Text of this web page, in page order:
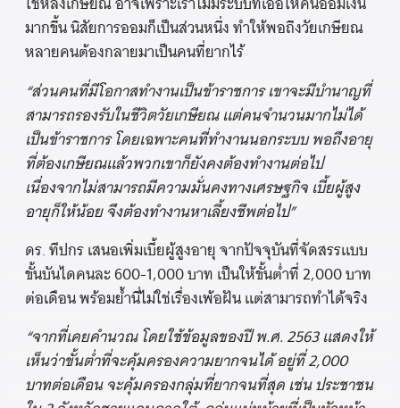
มากขึ้น นิสัยการออมก็เป็นส่วนหนึ่ง ทำให้พอถึงวัยเกษียณ
หลายคนต้องกลายมาเป็นคนที่ยากไร้
“ส่วนคนที่มีโอกาสทำงานเป็นข้าราชการ เขาจะมีบำนาญที่
สามารถรองรับในชีวิตวัยเกษียณ แต่คนจำนวนมากไม่ได้
เป็นข้าราชการ โดยเฉพาะคนที่ทำงานนอกระบบ พอถึงอายุ
ที่ต้องเกษียณแล้วพวกเขาก็ยังคงต้องทำงานต่อไป
เนื่องจากไม่สามารถมีความมั่นคงทางเศรษฐกิจ เบี้ยผู้สูง
อายุก็ให้น้อย จึงต้องทำงานหาเลี้ยงชีพต่อไป”
ดร. ทีปกร เสนอเพิ่มเบี้ยผู้สูงอายุ จากปัจจุบันที่จัดสรรแบบ
ขั้นบันไดคนละ 600-1,000 บาท เป็นให้ขั้นต่ำที่ 2,000 บาท
ต่อเดือน พร้อมย้ำนี่ไม่ใช่เรื่องเพ้อฝัน แต่สามารถทำได้จริง
“จากที่เคยคำนวณ โดยใช้ข้อมูลของปี พ.ศ. 2563 แสดงให้
เห็นว่าขั้นต่ำที่จะคุ้มครองความยากจนได้ อยู่ที่ 2,000
บาทต่อเดือน จะคุ้มครองกลุ่มที่ยากจนที่สุด เช่น ประชาชน